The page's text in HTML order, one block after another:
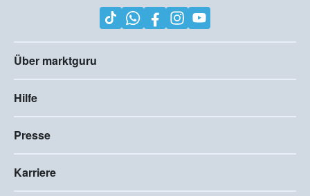
Über marktguru
Hilfe
Presse
Karriere